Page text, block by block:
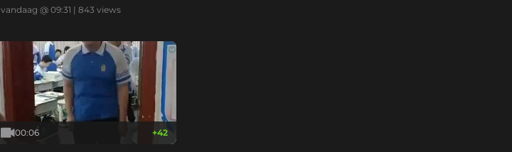
vandaag @ 09:31 |843 views
00:06 +42